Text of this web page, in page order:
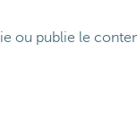
ou publie le